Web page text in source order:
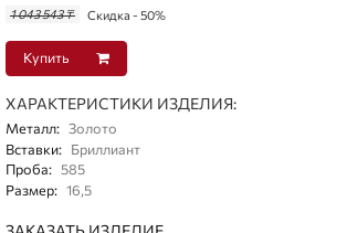
1 043 543 ₸ Скидка - 50%
Купить
ХАРАКТЕРИСТИКИ ИЗДЕЛИЯ:
Металл: Золото
Вставки: Бриллиант
Проба: 585
Размер: 16,5